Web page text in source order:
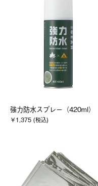
強力防水スプレー（420ml）
￥1,375 (税込)